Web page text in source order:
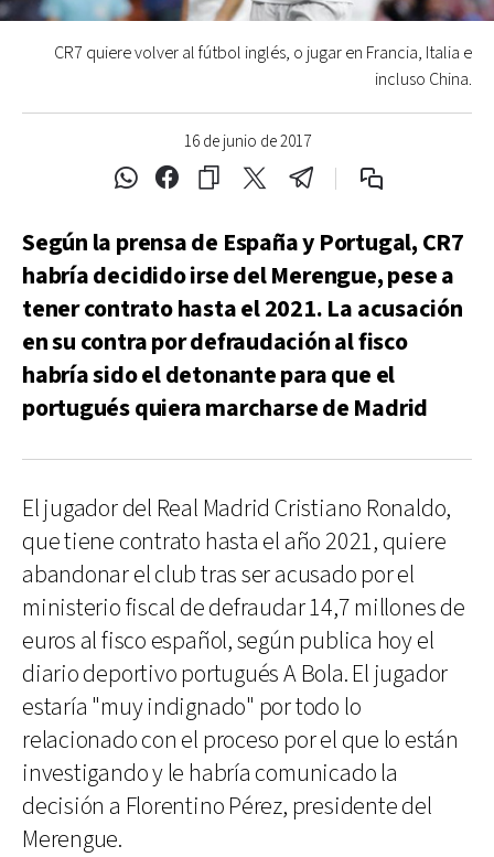
16 de junio de 2017
CR7 quiere volver al fútbol inglés, o jugar en Francia, Italia e
incluso China.
Según la prensa de España y Portugal, CR7
habría decidido irse del Merengue, pese a
tener contrato hasta el 2021. La acusación
en su contra por defraudación al fisco
habría sido el detonante para que el
portugués quiera marcharse de Madrid
El jugador del Real Madrid Cristiano Ronaldo,
que tiene contrato hasta el año 2021, quiere
abandonar el club tras ser acusado por el
ministerio fiscal de defraudar 14,7 millones de
euros al fisco español, según publica hoy el
diario deportivo portugués A Bola. El jugador
estaría "muy indignado" por todo lo
relacionado con el proceso por el que lo están
investigando y le habría comunicado la
decisión a Florentino Pérez, presidente del
Merengue.